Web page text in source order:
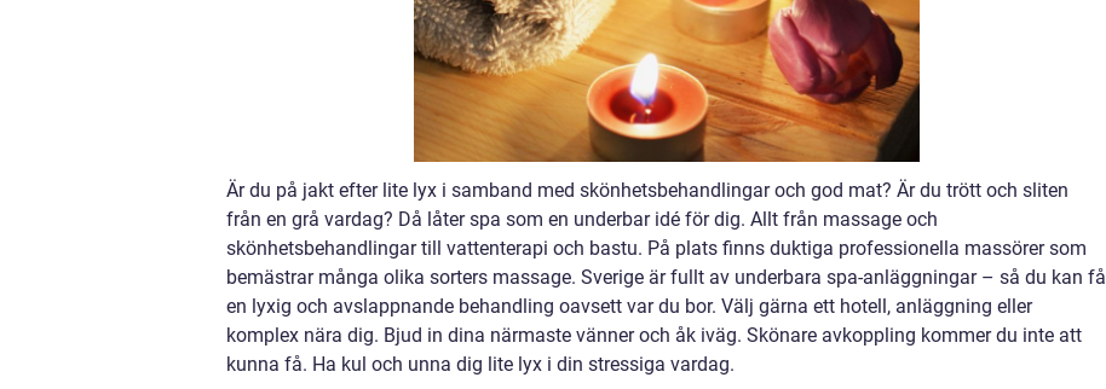
Är du på jakt efter lite lyx i samband med skönhetsbehandlingar och god mat? Är du trött och sliten
från en grå vardag? Då låter spa som en underbar idé för dig. Allt från massage och
skönhetsbehandlingar till vattenterapi och bastu. På plats finns duktiga professionella massörer som
bemästrar många olika sorters massage. Sverige är fullt av underbara spa-anläggningar – så du kan få
en lyxig och avslappnande behandling oavsett var du bor. Välj gärna ett hotell, anläggning eller
komplex nära dig. Bjud in dina närmaste vänner och åk iväg. Skönare avkoppling kommer du inte att
kunna få. Ha kul och unna dig lite lyx i din stressiga vardag.